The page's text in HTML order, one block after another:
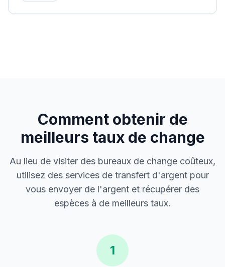
Comment obtenir de
meilleurs taux de change
Au lieu de visiter des bureaux de change coûteux,
utilisez des services de transfert d'argent pour
vous envoyer de l'argent et récupérer des
espèces à de meilleurs taux.
1